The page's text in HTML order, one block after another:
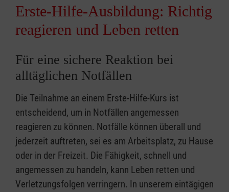
Erste-Hilfe-Ausbildung: Richtig
reagieren und Leben retten
Für eine sichere Reaktion bei
alltäglichen Notfällen
Die Teilnahme an einem Erste-Hilfe-Kurs ist
entscheidend, um in Notfällen angemessen
reagieren zu können. Notfälle können überall und
jederzeit auftreten, sei es am Arbeitsplatz, zu Hause
oder in der Freizeit. Die Fähigkeit, schnell und
angemessen zu handeln, kann Leben retten und
Verletzungsfolgen verringern. In unserem eintägigen